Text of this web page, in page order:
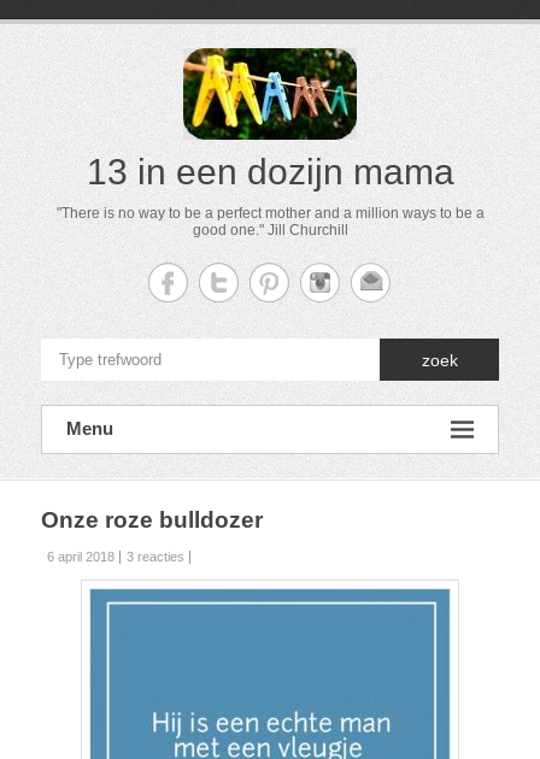
13 in een dozijn mama
"There is no way to be a perfect mother and a million ways to be a
good one." Jill Churchill
zoek
Menu
Onze roze bulldozer
6 april 2018 3 reacties